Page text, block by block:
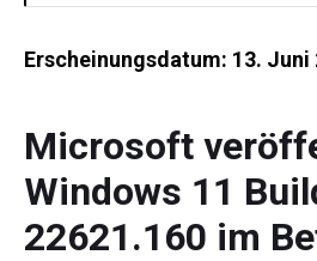
Erscheinungsdatum: 13. Juni
Microsoft
Windows 11
22621.160 im